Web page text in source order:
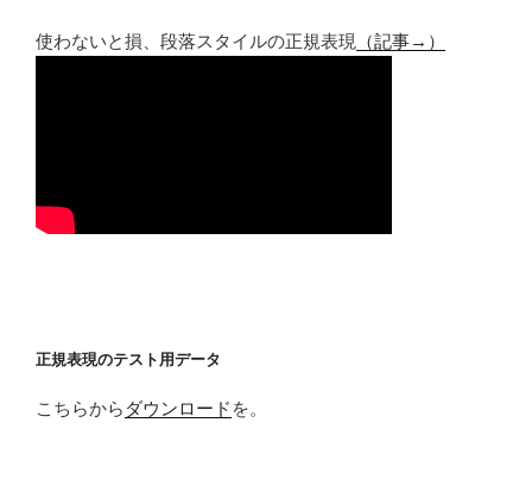
使わないと損、段落スタイルの正規表現 （記事→）
正規表現のテスト用データ
こちらから ダウンロード を。